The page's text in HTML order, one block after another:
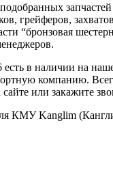
грейферов,
“бронзовая
в наличии на
компанию.
или закажите
для КМУ Kanglim